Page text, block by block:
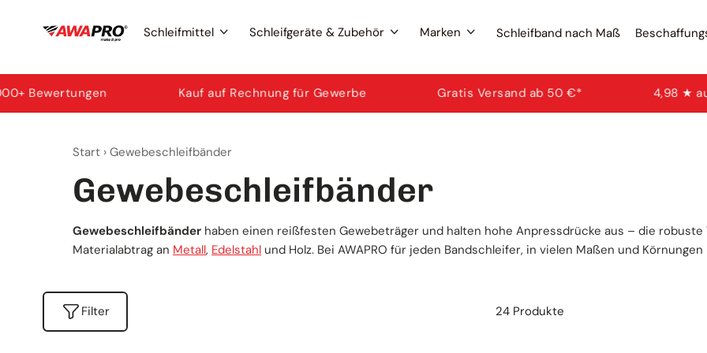
Inhalt
Schleifmittel
Schleifscheiben
Trennscheiben
Schleifgeräte & Zubehör
Exzenterschleifer
Ersatzteile & Zubehör
Marken
AWAPRO
Mirka
Norton
Schleifband nach Maß
Kauf auf Rechnung für Gewerbe Gratis Versand ab 50 €* 4,98 ★ aus 29.000+
Start › Gewebeschleifbänder
Gewebeschleifbänder
Gewebeschleifbänder haben einen reißfesten Gewebeträger und halten hohe Anpressdrücke aus – die robuste
Materialabtrag an Metall, Edelstahl und Holz. Bei AWAPRO für jeden Bandschleifer, in vielen Maßen und
Filter 24 Produkte